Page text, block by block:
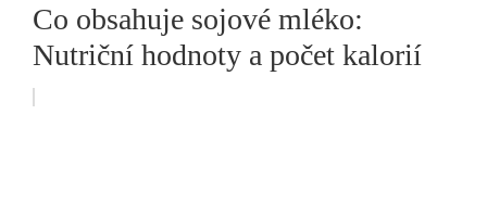
Co obsahuje sojové mléko:
Nutriční hodnoty a počet kalorií